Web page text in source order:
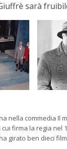
sarà
nella commedia Il
firma la regia nel
girato ben dieci film